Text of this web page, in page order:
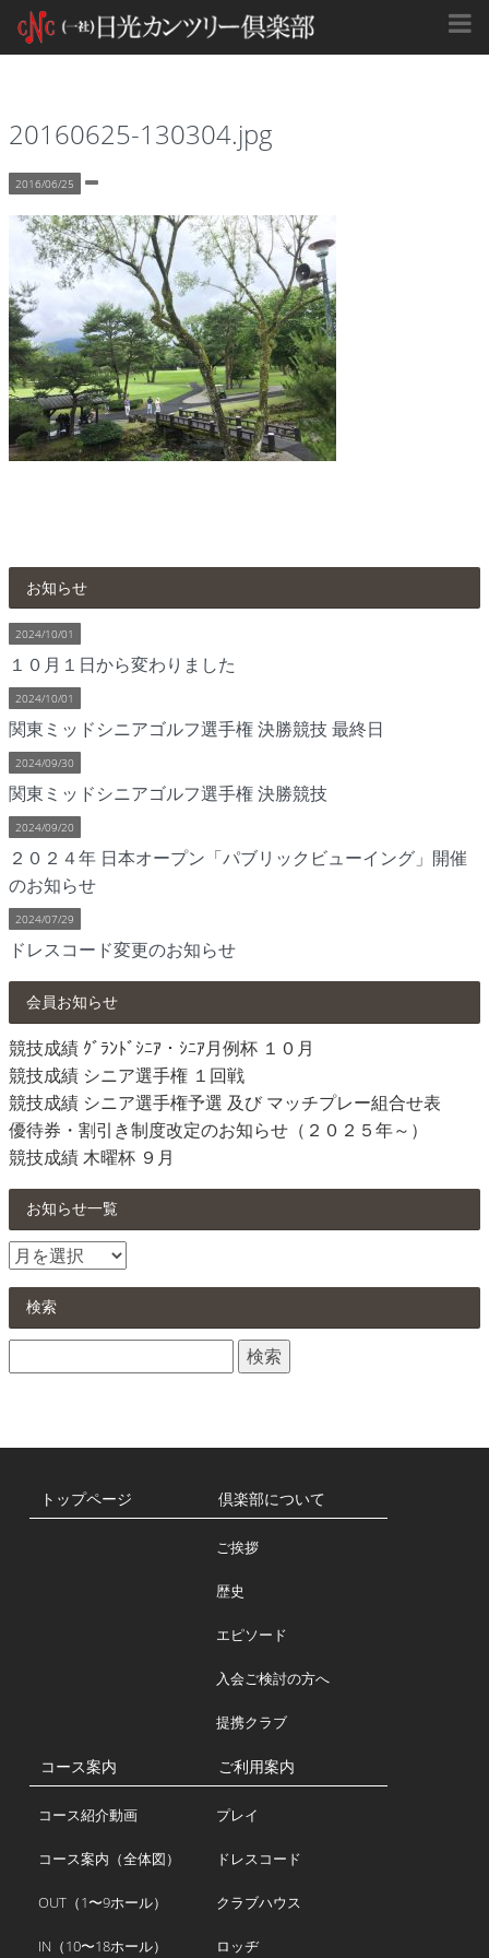
20160625-130304.jpg
2016/06/25
お知らせ
2024/10/01
１０月１日から変わりました
2024/10/01
関東ミッドシニアゴルフ選手権 決勝競技 最終日
2024/09/30
関東ミッドシニアゴルフ選手権 決勝競技
2024/09/20
２０２４年 日本オープン「パブリックビューイング」開催
のお知らせ
2024/07/29
ドレスコード変更のお知らせ
会員お知らせ
競技成績 ｸﾞﾗﾝﾄﾞｼﾆｱ・ｼﾆｱ月例杯 １０月
競技成績 シニア選手権 １回戦
競技成績 シニア選手権予選 及び マッチプレー組合せ表
優待券・割引き制度改定のお知らせ（２０２５年～）
競技成績 木曜杯 ９月
お知らせ一覧
お
せ
検索
索:
トップページ 倶楽部について
ご挨拶
歴史
エピソード
入会ご検討の方へ
提携クラブ
コース案内
コース紹介動画
コース案内（全体図）
OUT（1〜9ホール）
IN（10〜18ホール）
ご利用案内
プレイ
ドレスコード
クラブハウス
ロッヂ